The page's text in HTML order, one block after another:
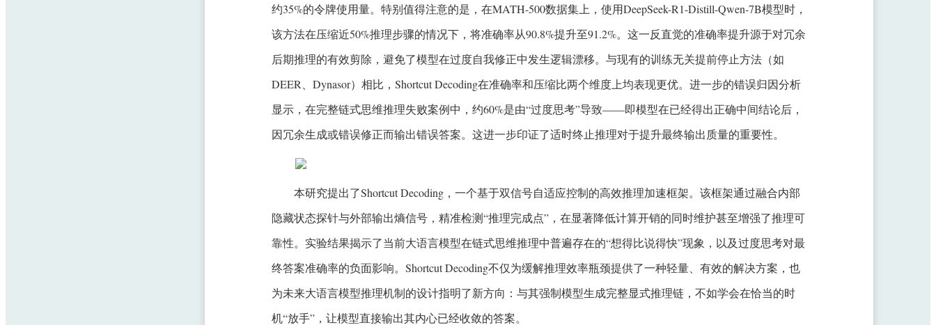
约35%的令牌使用量。特别值得注意的是，在MATH-500数据集上，使用DeepSeek-R1-Distill-Qwen-7B模型时，
该方法在压缩近50%推理步骤的情况下，将准确率从90.8%提升至91.2%。这一反直觉的准确率提升源于对冗余
后期推理的有效剪除，避免了模型在过度自我修正中发生逻辑漂移。与现有的训练无关提前停止方法（如
DEER、Dynasor）相比，Shortcut Decoding在准确率和压缩比两个维度上均表现更优。进一步的错误归因分析
显示，在完整链式思维推理失败案例中，约60%是由“过度思考”导致——即模型在已经得出正确中间结论后，
因冗余生成或错误修正而输出错误答案。这进一步印证了适时终止推理对于提升最终输出质量的重要性。
本研究提出了Shortcut Decoding，一个基于双信号自适应控制的高效推理加速框架。该框架通过融合内部
隐藏状态探针与外部输出熵信号，精准检测“推理完成点”，在显著降低计算开销的同时维护甚至增强了推理可
靠性。实验结果揭示了当前大语言模型在链式思维推理中普遍存在的“想得比说得快”现象，以及过度思考对最
终答案准确率的负面影响。Shortcut Decoding不仅为缓解推理效率瓶颈提供了一种轻量、有效的解决方案，也
为未来大语言模型推理机制的设计指明了新方向：与其强制模型生成完整显式推理链，不如学会在恰当的时
机“放手”，让模型直接输出其内心已经收敛的答案。